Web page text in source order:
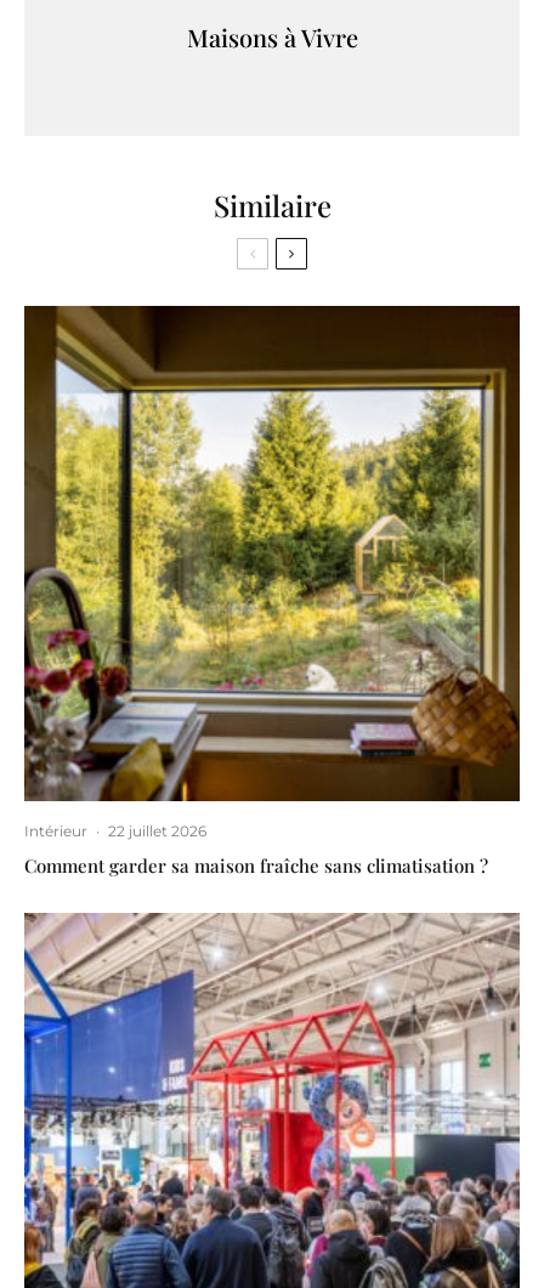
Maisons à Vivre
Similaire
Intérieur · 22 juillet 2026
Comment garder sa maison fraîche sans climatisation ?